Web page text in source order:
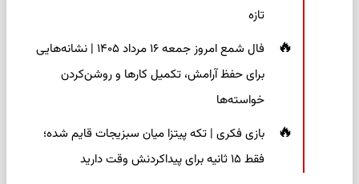
تازه
فال شمع امروز جمعه ۱۶ مرداد ۱۴۰۵ | نشانه‌هایی
برای حفظ آرامش، تکمیل کارها و روشن‌کردن
خواسته‌ها
بازی فکری | تکه پیتزا میان سبزیجات قایم شده؛
فقط ۱۵ ثانیه برای پیداکردنش وقت دارید